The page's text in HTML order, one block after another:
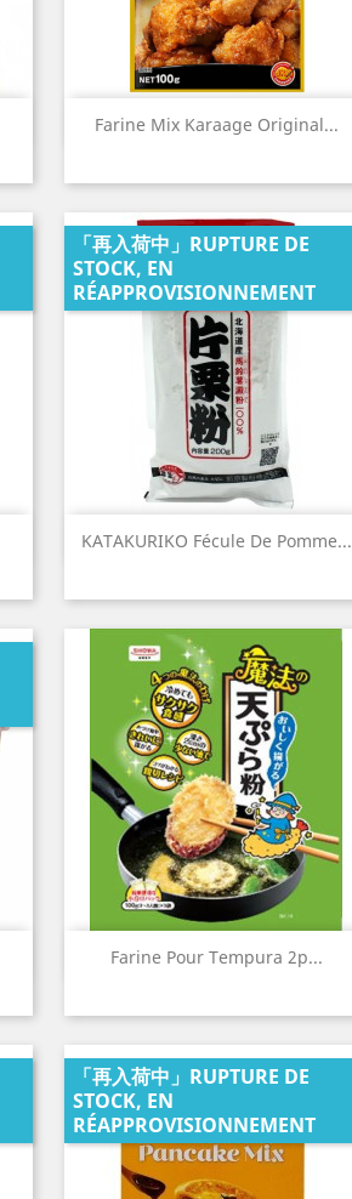
Farine Mix Karaage Original...
Aperçu rapide
KATAKURIKO Fécule De Pomme...
「再入荷中」RUPTURE DE
STOCK, EN
RÉAPPROVISIONNEMENT
Aperçu rapide
Farine Pour Tempura 2p...
 Aperçu rapide
「再入荷中」RUPTURE DE
STOCK, EN
RÉAPPROVISIONNEMENT